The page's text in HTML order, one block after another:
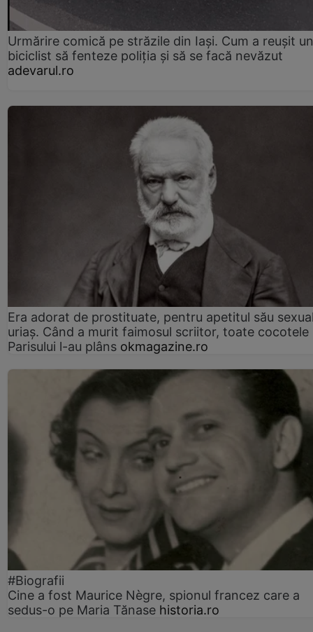
Urmărire comică pe străzile din Iași. Cum a reușit un
biciclist să fenteze poliția și să se facă nevăzut
adevarul.ro
Era adorat de prostituate, pentru apetitul său
uriaș. Când a murit faimosul scriitor, toate cocotele
Parisului l-au plâns okmagazine.ro
#Biografii
Cine a fost Maurice Nègre, spionul francez care a
sedus-o pe Maria Tănase historia.ro